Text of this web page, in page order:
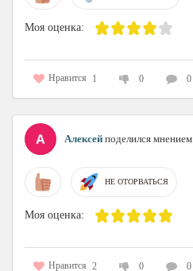
Моя оценка:
Нравится 1 0 0
Алексей поделился мнением
НЕ ОТОРВАТЬСЯ
Моя оценка:
Нравится 2 0 0